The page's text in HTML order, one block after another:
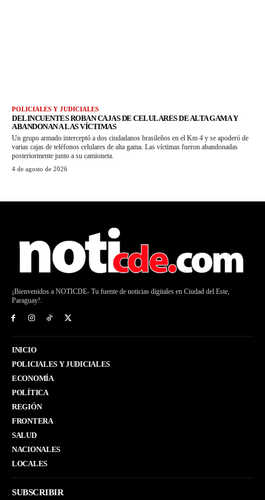
POLICIALES Y JUDICIALES
DELINCUENTES ROBAN CAJAS DE CELULARES DE ALTA GAMA Y
ABANDONAN A LAS VÍCTIMAS
Un grupo armado interceptó a dos ciudadanos brasileños en el Km 4 y se apoderó de
varias cajas de teléfonos celulares de alta gama. Las víctimas fueron abandonadas
posteriormente junto a su camioneta.
4 de agosto de 2026
¡Bienvenidos a NOTICDE- Tu fuente de noticias digitales en Ciudad del Este,
Paraguay!.
INICIO
POLICIALES Y JUDICIALES
ECONOMÍA
POLÍTICA
REGIÓN
FRONTERA
SALUD
NACIONALES
LOCALES
SUBSCRIBIR